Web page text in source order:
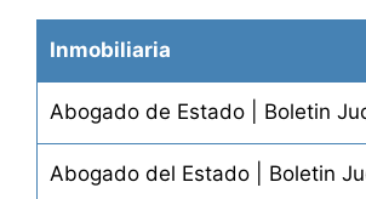
Inmobiliaria
Abogado de Estado | Boletin
Abogado del Estado | Boletin